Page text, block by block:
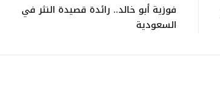
فوزية أبو خالد.. رائدة قصيدة النثر في
السعودية